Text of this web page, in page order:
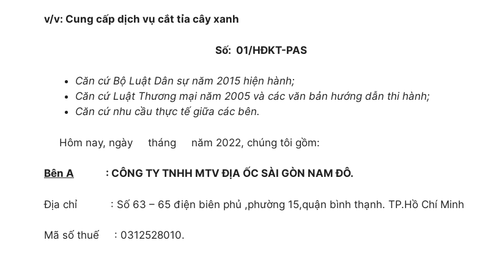
v/v: Cung cấp dịch vụ cắt tỉa cây xanh
Số: 01/HĐKT-PAS
Căn cứ Bộ Luật Dân sự năm 2015 hiện hành;
Căn cứ Luật Thương mại năm 2005 và các văn bản hướng dẫn thi hành;
Căn cứ nhu cầu thực tế giữa các bên.
Hôm nay, ngày tháng năm 2022, chúng tôi gồm:
Bên A : CÔNG TY TNHH MTV ĐỊA ỐC SÀI GÒN NAM ĐÔ.
Địa chỉ : Số 63 – 65 điện biên phủ ,phường 15,quận bình thạnh. TP.Hồ Chí Minh
Mã số thuế : 0312528010.